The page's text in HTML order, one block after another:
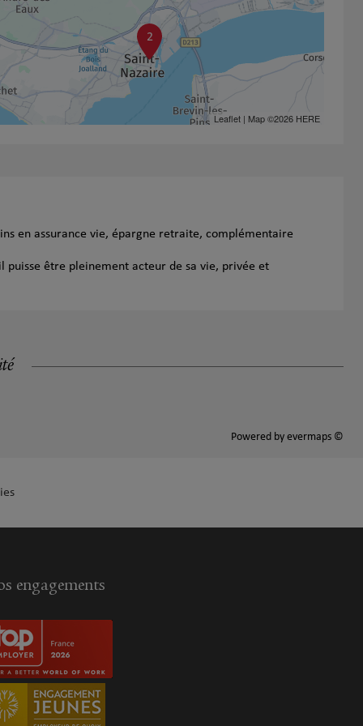
2
Leaflet| Map ©2026 HERE
en assurance vie, épargne retraite, complémentaire
être pleinement acteur de sa vie, privée et
Powered by evermaps ©
engagements